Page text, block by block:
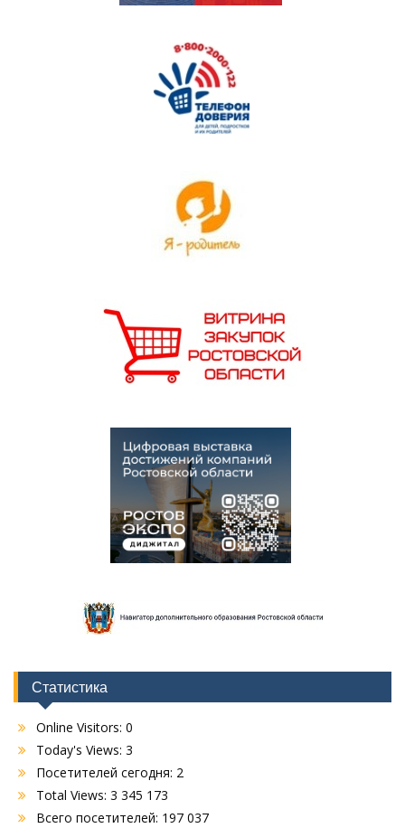
Статистика
Online Visitors: 0
Today's Views: 3
Посетителей сегодня: 2
Total Views: 3 345 173
Всего посетителей: 197 037